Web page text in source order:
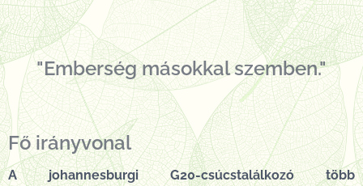
"Emberség másokkal szemben."
Fő irányvonal
A johannesburgi G20-csúcstalálkozó több